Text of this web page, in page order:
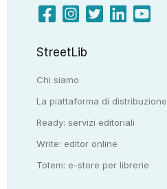
StreetLib
Chi siamo
La piattaforma di distribuzione
Ready: servizi editoriali
Write: editor online
Totem: e-store per librerie